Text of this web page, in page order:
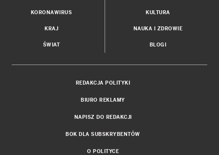
KORONAWIRUS
KRAJ
ŚWIAT
KULTURA
NAUKA I ZDROWIE
BLOGI
REDAKCJA POLITYKI
BIURO REKLAMY
NAPISZ DO REDAKCJI
BOK DLA SUBSKRYBENTÓW
O POLITYCE